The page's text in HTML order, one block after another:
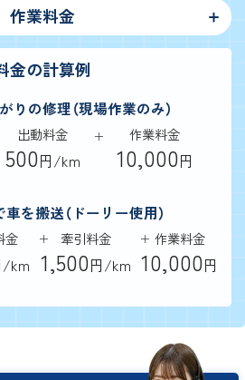
作業料金
金の計算例
りの修理（現場作業のみ）
出動料金
500円/km
作業料金
10,000円
を搬送（ドーリー使用）
金
/km
牽引料金
1,500円/km
作業料金
10,000円